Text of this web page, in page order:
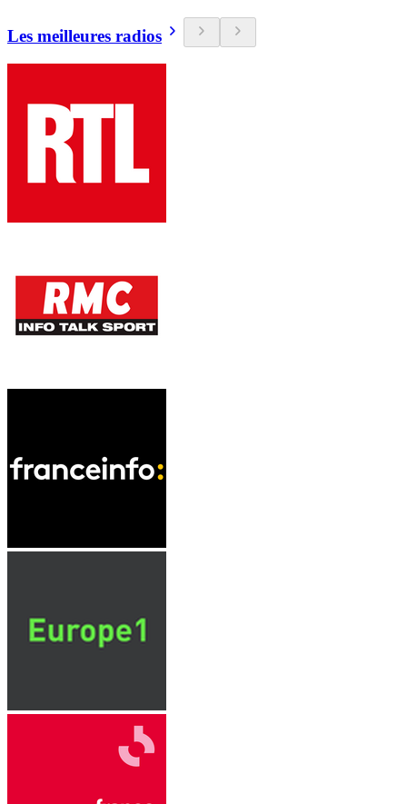
Les meilleures radios